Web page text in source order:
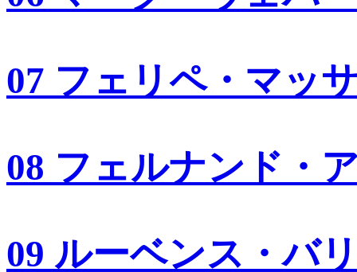
07 フェリペ・マッ
08 フェルナンド・
09 ルーベンス・バ